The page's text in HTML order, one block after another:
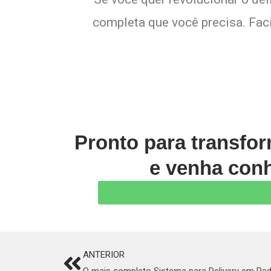
completa que você precisa.
Pronto para
e venha
ANTERIOR